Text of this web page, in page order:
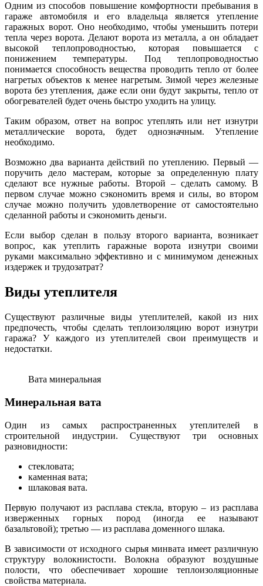
Одним из способов повышение комфортности пребывания в
гараже автомобиля и его владельца является утепление
гаражных ворот. Оно необходимо, чтобы уменьшить потери
тепла через ворота. Делают ворота из металла, а он обладает
высокой теплопроводностью, которая повышается с
понижением температуры. Под теплопроводностью
понимается способность вещества проводить тепло от более
нагретых объектов к менее нагретым. Зимой через железные
ворота без утепления, даже если они будут закрыты, тепло от
обогревателей будет очень быстро уходить на улицу.
Таким образом, ответ на вопрос утеплять или нет изнутри
металлические ворота, будет однозначным. Утепление
необходимо.
Возможно два варианта действий по утеплению. Первый —
поручить дело мастерам, которые за определенную плату
сделают все нужные работы. Второй – сделать самому. В
первом случае можно сэкономить время и силы, во втором
случае можно получить удовлетворение от самостоятельно
сделанной работы и сэкономить деньги.
Если выбор сделан в пользу второго варианта, возникает
вопрос, как утеплить гаражные ворота изнутри своими
руками максимально эффективно и с минимумом денежных
издержек и трудозатрат?
Виды утеплителя
Существуют различные виды утеплителей, какой из них
предпочесть, чтобы сделать теплоизоляцию ворот изнутри
гаража? У каждого из утеплителей свои преимуществ и
недостатки.
Вата минеральная
Минеральная вата
Один из самых распространенных утеплителей в
строительной индустрии. Существуют три основных
разновидности:
стекловата;
каменная вата;
шлаковая вата.
Первую получают из расплава стекла, вторую – из расплава
изверженных горных пород (иногда ее называют
базальтовой); третью — из расплава доменного шлака.
В зависимости от исходного сырья минвата имеет различную
структуру волокнистости. Волокна образуют воздушные
полости, что обеспечивает хорошие теплоизоляционные
свойства материала.